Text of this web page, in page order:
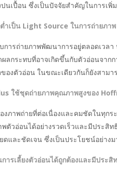
นเปื้อน ซึ่งเป็นปัจจัยสำคัญในการเพิ่
ำเป็น Light Source ในการถ่ายภา
การถ่ายภาพพัฒนาการอยู่ตลอดเวล
ลกระทบที่อาจเกิดขึ้นกับตัวอ่อนจาก
องตัวอ่อน ในขณะเดียวกันก็ยังสาม
ใช้ชุดถ่ายภาพคุณภาพสูงของ
ภาพถ่ายที่ต่อเนื่องและคมชัดในทุก
ตัวอ่อนได้อย่างรวดเร็วและมีประสิ
ดและชัดเจน ซึ่งเป็นประโยชน์อย่า
ารเลี้ยงตัวอ่อนได้ถูกต้องและมีประสิ